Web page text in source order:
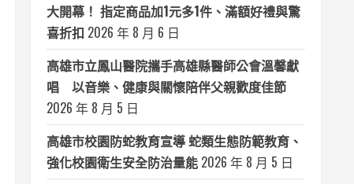
大開幕！ 指定商品加1元多1件、滿額好禮與驚
喜折扣 2026 年 8 月 6 日
高雄市立鳳山醫院攜手高雄縣醫師公會溫馨獻
唱 以音樂、健康與關懷陪伴父親歡度佳節
2026 年 8 月 5 日
高雄市校園防蛇教育宣導 蛇類生態防範教育、
強化校園衛生安全防治量能 2026 年 8 月 5 日